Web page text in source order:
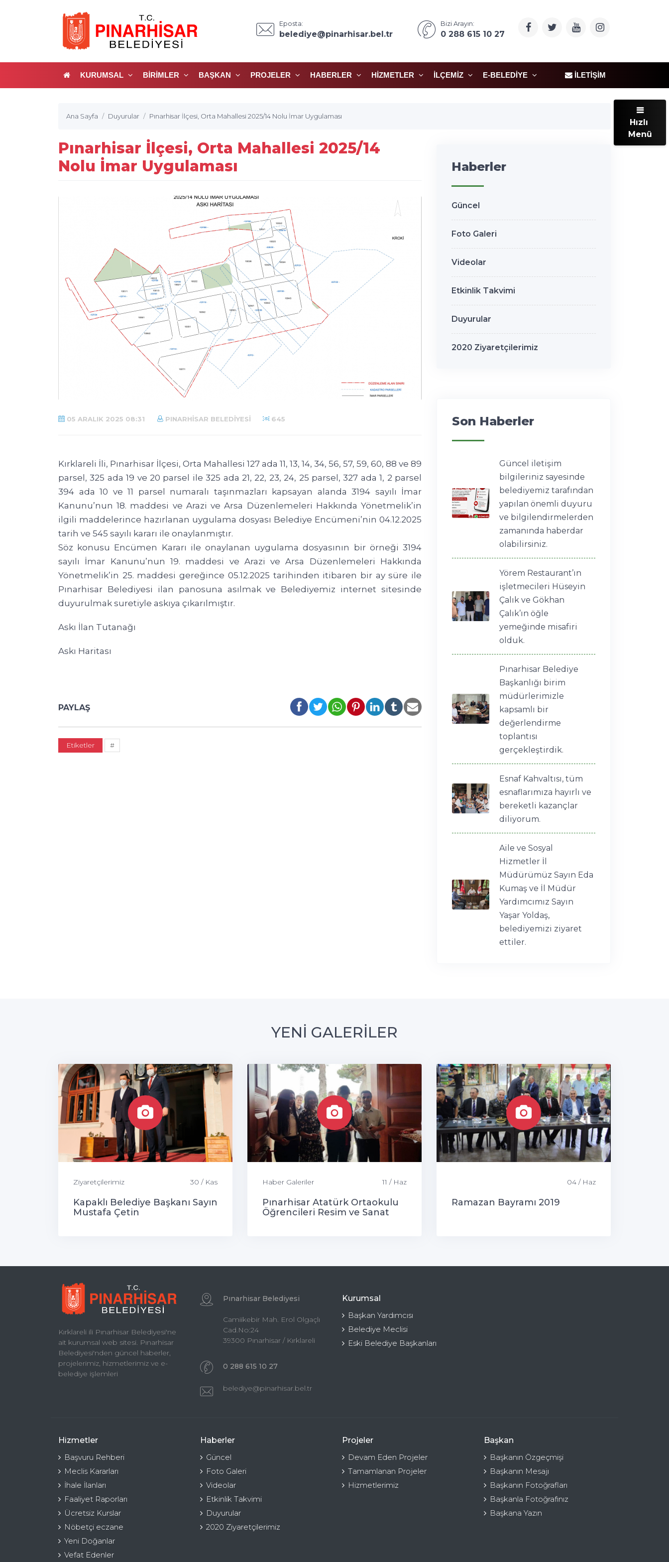
Eposta:
belediye@pinarhisar.bel.tr
Bizi Arayın:
0 288 615 10 27
KURUMSAL BİRİMLER BAŞKAN PROJELER HABERLER HIZMETLER İLÇEMIZ E-BELEDIYE İLETIŞIM
Ana Sayfa Duyurular Pınarhisar İlçesi, Orta Mahallesi 2025/14 Nolu İmar Uygulaması
Pınarhisar İlçesi, Orta Mahallesi 2025/14
Nolu İmar Uygulaması
05 ARALIK 2025 08:31 PINARHISAR BELEDIYESI 645
Kırklareli İli, Pınarhisar İlçesi, Orta Mahallesi 127 ada 11, 13, 14, 34, 56, 57, 59, 60, 88 ve 89
parsel, 325 ada 19 ve 20 parsel ile 325 ada 21, 22, 23, 24, 25 parsel, 327 ada 1, 2 parsel
394 ada 10 ve 11 parsel numaralı taşınmazları kapsayan alanda 3194 sayılı İmar
Kanunu’nun 18. maddesi ve Arazi ve Arsa Düzenlemeleri Hakkında Yönetmelik’in
ilgili maddelerince hazırlanan uygulama dosyası Belediye Encümeni’nin 04.12.2025
tarih ve 545 sayılı kararı ile onaylanmıştır.
Söz konusu Encümen Kararı ile onaylanan uygulama dosyasının bir örneği 3194
sayılı İmar Kanunu’nun 19. maddesi ve Arazi ve Arsa Düzenlemeleri Hakkında
Yönetmelik’in 25. maddesi gereğince 05.12.2025 tarihinden itibaren bir ay süre ile
Pınarhisar Belediyesi ilan panosuna asılmak ve Belediyemiz internet sitesinde
duyurulmak suretiyle askıya çıkarılmıştır.
Askı İlan Tutanağı
Askı Haritası
PAYLAŞ
Etiketler #
Haberler
Güncel
Foto Galeri
Videolar
Etkinlik Takvimi
Duyurular
2020 Ziyaretçilerimiz
Son Haberler
Güncel iletişim
bilgileriniz sayesinde
belediyemiz tarafından
yapılan önemli duyuru
ve bilgilendirmelerden
zamanında haberdar
olabilirsiniz.
Yörem Restaurant’ın
işletmecileri Hüseyin
Çalık ve Gökhan
Çalık’ın öğle
yemeğinde misafiri
olduk.
Pınarhisar Belediye
Başkanlığı birim
müdürlerimizle
kapsamlı bir
değerlendirme
toplantısı
gerçekleştirdik.
Esnaf Kahvaltısı, tüm
esnaflarımıza hayırlı ve
bereketli kazançlar
diliyorum.
Aile ve Sosyal
Hizmetler İl
Müdürümüz Sayın Eda
Kumaş ve İl Müdür
Yardımcımız Sayın
Yaşar Yoldaş,
belediyemizi ziyaret
ettiler.
YENİ GALERİLER
Ziyaretçilerimiz 30 / Kas
Kapaklı Belediye Başkanı Sayın
Mustafa Çetin
Haber Galeriler 11 / Haz
Pınarhisar Atatürk Ortaokulu
Öğrencileri Resim ve Sanat
04 / Haz
Ramazan Bayramı 2019
Kırklareli ili Pınarhisar Belediyesi'ne
ait kurumsal web sitesi. Pınarhisar
Belediyesi'nden güncel haberler,
projelerimiz, hizmetlerimiz ve e-
belediye işlemleri
Pınarhisar Belediyesi
Camiikebir Mah. Erol Olgaçlı
Cad.No:24
39300 Pınarhisar / Kırklareli
0 288 615 10 27
belediye@pinarhisar.bel.tr
Kurumsal
Başkan Yardımcısı
Belediye Meclisi
Eski Belediye Başkanları
Hizmetler
Başvuru Rehberi
Meclis Kararları
İhale İlanları
Faaliyet Raporları
Ücretsiz Kurslar
Nöbetçi eczane
Yeni Doğanlar
Vefat Edenler
Haberler
Güncel
Foto Galeri
Videolar
Etkinlik Takvimi
Duyurular
2020 Ziyaretçilerimiz
Projeler
Devam Eden Projeler
Tamamlanan Projeler
Hizmetlerimiz
Başkan
Başkanın Özgeçmişi
Başkanın Mesajı
Başkanın Fotoğrafları
Başkanla Fotoğrafınız
Başkana Yazın
Hızlı
Menü